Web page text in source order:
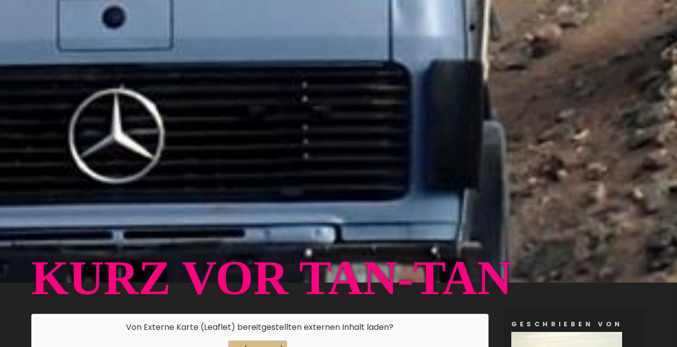
KURZ VOR TAN-TAN
Von Externe Karte (Leaflet) bereitgestellten externen Inhalt laden? GESCHRIEBEN VON